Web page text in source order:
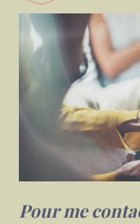
Pour me